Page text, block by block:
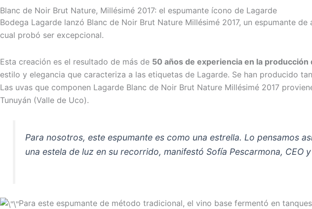
Blanc de Noir Brut Nature, Millésimé 2017: el espumante ícono de Lagarde
Bodega Lagarde lanzó Blanc de Noir Brut Nature Millésimé 2017, un espumante
cual probó ser excepcional.
Esta creación es el resultado de más de 50 años de experiencia en la
estilo y elegancia que caracteriza a las etiquetas de Lagarde. Se han producido
Las uvas que componen Lagarde Blanc de Noir Brut Nature Millésimé 2017
Tunuyán (Valle de Uco).
Para nosotros, este espumante es como una estrella. Lo pensamos
una estela de luz en su recorrido, manifestó Sofía Pescarmona, CEO
Para este espumante de método tradicional, el vino base fermentó en